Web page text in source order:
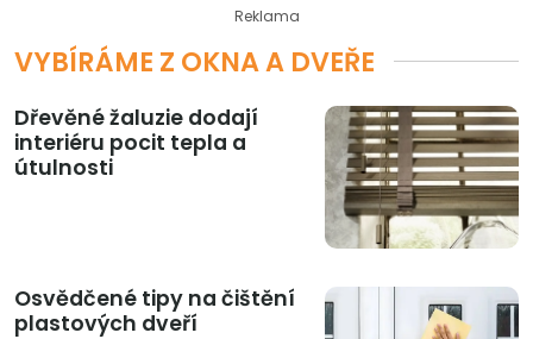
Reklama
VYBÍRÁME Z OKNA A DVEŘE
Dřevěné žaluzie dodají
interiéru pocit tepla a
útulnosti
Osvědčené tipy na čištění
plastových dveří